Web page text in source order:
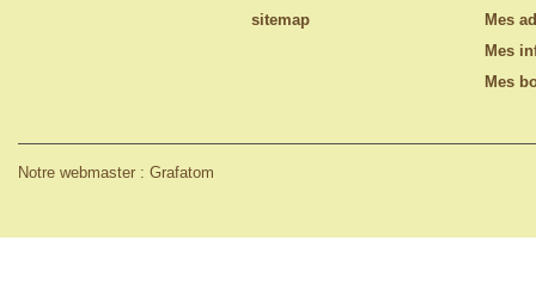
sitemap
Notre webmaster : Grafatom
Mes
Mes
Mes